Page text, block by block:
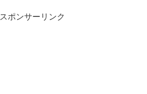
スポンサーリンク